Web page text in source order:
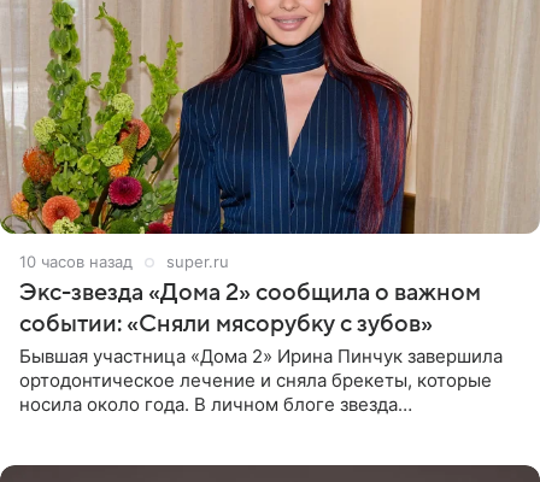
10 часов назад super.ru
Экс-звезда «Дома 2» сообщила о важном
событии: «Сняли мясорубку с зубов»
Бывшая участница «Дома 2» Ирина Пинчук завершила
ортодонтическое лечение и сняла брекеты, которые
носила около года. В личном блоге звезда